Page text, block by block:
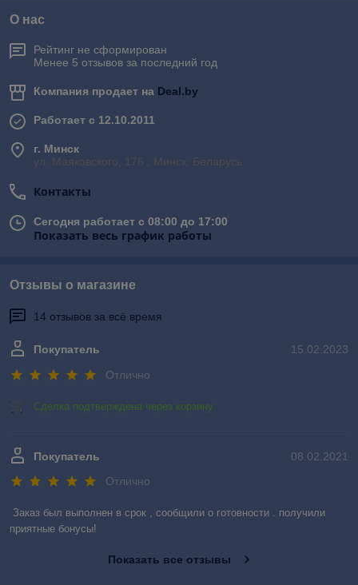
О нас
Рейтинг не сформирован
Менее 5 отзывов за последний год
Компания продает на Deal.by
Работает с 12.10.2011
г. Минск
ул. Маяковского, 176 , Минск, Беларусь
Контакты
Сегодня работает с 08:00 до 17:00
Показать весь график работы
Отзывы о магазине
14 отзывов за всё время
15.02.2023
Покупатель
Отлично
Сделка подтверждена через корзину
08.02.2021
Покупатель
Отлично
Заказ был выполнен в срок , сообщили о готовности . получили
приятные бонусы!
Показать все отзывы